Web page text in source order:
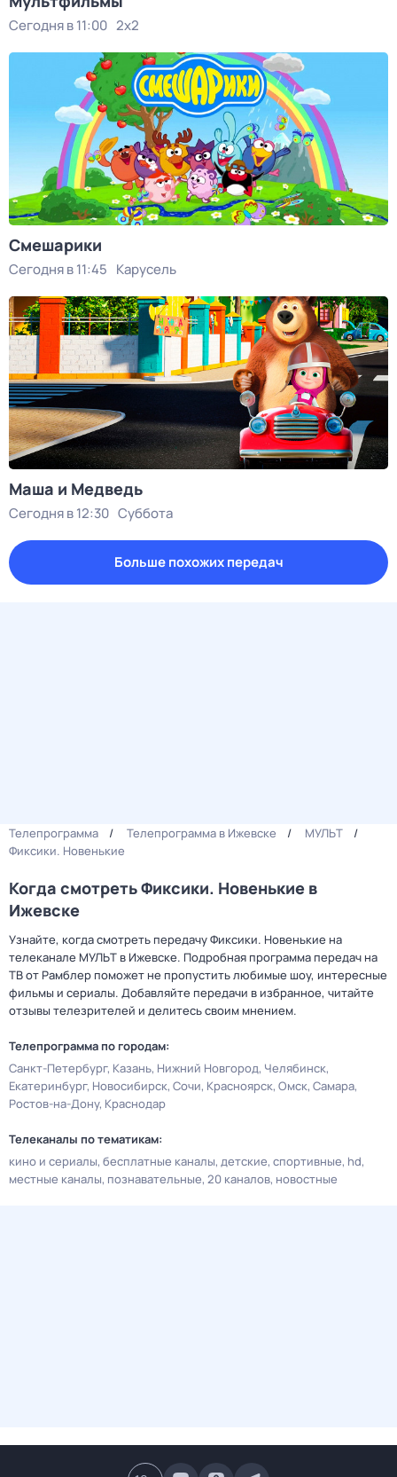
Сегодня в 11:00 2x2
Смешарики
Сегодня в 11:45 Карусель
Маша и Медведь
Сегодня в 12:30 Суббота
Больше похожих передач
Телепрограмма Телепрограмма в Ижевске
МУЛЬТ
Фиксики. Новенькие
Когда смотреть Фиксики. Новенькие в
Ижевске
Узнайте, когда смотреть передачу Фиксики. Новенькие на
телеканале МУЛЬТ в Ижевске. Подробная программа передач на
ТВ от Рамблер поможет не пропустить любимые шоу, интересные
фильмы и сериалы. Добавляйте передачи в избранное, читайте
отзывы телезрителей и делитесь своим мнением.
Телепрограмма по городам:
Санкт-Петербург Казань Нижний Новгород Челябинск
Екатеринбург Новосибирск Сочи Красноярск Омск Самара
Ростов-на-Дону Краснодар
Телеканалы по тематикам:
кино и сериалы бесплатные каналы детские спортивные hd
местные каналы познавательные 20 каналов новостные